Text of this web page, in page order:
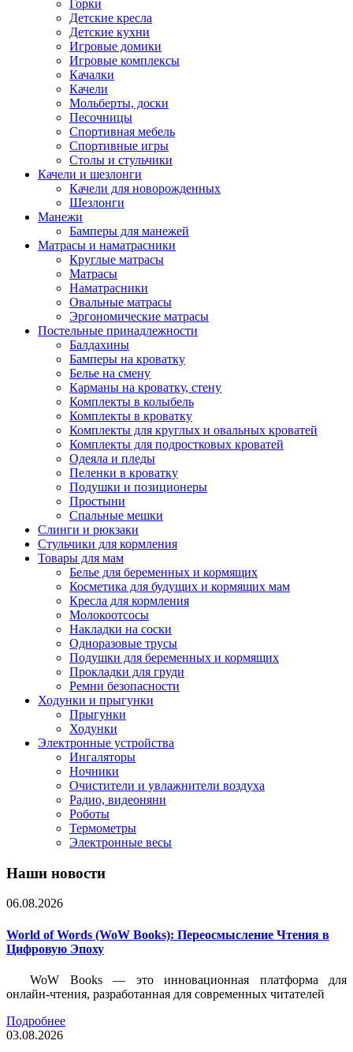
Горки
Детские кресла
Детские кухни
Игровые домики
Игровые комплексы
Качалки
Качели
Мольберты, доски
Песочницы
Спортивная мебель
Спортивные игры
Столы и стульчики
Качели и шезлонги
Качели для новорожденных
Шезлонги
Манежи
Бамперы для манежей
Матрасы и наматрасники
Круглые матрасы
Матрасы
Наматрасники
Овальные матрасы
Эргономические матрасы
Постельные принадлежности
Балдахины
Бамперы на кроватку
Белье на смену
Карманы на кроватку, стену
Комплекты в колыбель
Комплекты в кроватку
Комплекты для круглых и овальных кроватей
Комплекты для подростковых кроватей
Одеяла и пледы
Пеленки в кроватку
Подушки и позиционеры
Простыни
Спальные мешки
Слинги и рюкзаки
Стульчики для кормления
Товары для мам
Белье для беременных и кормящих
Косметика для будущих и кормящих мам
Кресла для кормления
Молокоотсосы
Накладки на соски
Одноразовые трусы
Подушки для беременных и кормящих
Прокладки для груди
Ремни безопасности
Ходунки и прыгунки
Прыгунки
Ходунки
Электронные устройства
Ингаляторы
Ночники
Очистители и увлажнители воздуха
Радио, видеоняни
Роботы
Термометры
Электронные весы
Наши новости
06.08.2026
World of Words (WoW Books): Переосмысление Чтения в
Цифровую Эпоху
WoW Books — это инновационная платформа для
онлайн-чтения, разработанная для современных читателей
Подробнее
03.08.2026